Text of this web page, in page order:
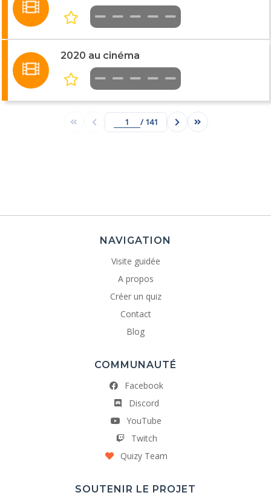
2020 au cinéma
/ 141
NAVIGATION
Visite guidée
A propos
Créer un quiz
Contact
Blog
COMMUNAUTÉ
Facebook
Discord
YouTube
Twitch
Quizy Team
SOUTENIR LE PROJET